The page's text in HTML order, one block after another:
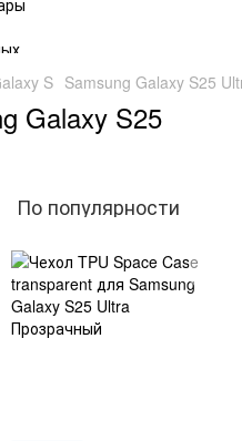
S Samsung Galaxy S25
Galaxy S25
По популярности